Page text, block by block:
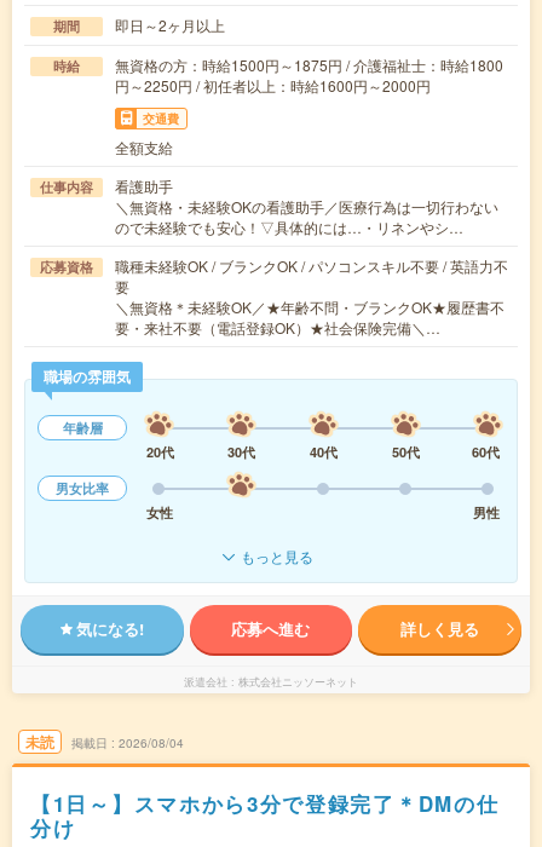
期間 即日～2ヶ月以上
時給
無資格の方：時給1500円～1875円 / 介護福祉士：時給1800
円～2250円 / 初任者以上：時給1600円～2000円
交通費
全額支給
仕事内容
看護助手
＼無資格・未経験OKの看護助手／医療行為は一切行わない
ので未経験でも安心！▽具体的には…・リネンやシ…
応募資格
職種未経験OK / ブランクOK / パソコンスキル不要 / 英語力不
要
＼無資格＊未経験OK／★年齢不問・ブランクOK★履歴書不
要・来社不要（電話登録OK）★社会保険完備＼…
職場の雰囲気
年齢層
20代
30代 40代 50代
60代
男女比率
女性
男性
もっと見る
気になる! 応募へ進む 詳しく見る
派遣会社 株式会社ニッソーネット
未読 掲載日 2026/08/04
【1日～】スマホから3分で登録完了＊DMの仕
分け